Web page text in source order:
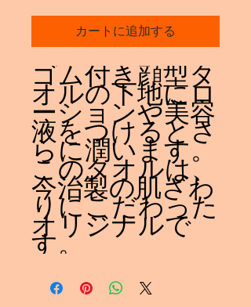
カートに追加する
ゴム付き顔型タ
オルの下地にロ
ーションや美容
液をつけるとさ
らに潤います。
このタオルは、
今治製の肌ざわ
りにこだわった
オリジナルで
す。